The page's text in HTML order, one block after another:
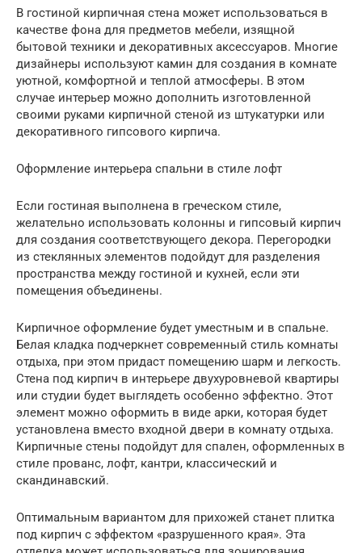
В гостиной кирпичная стена может использоваться в
качестве фона для предметов мебели, изящной
бытовой техники и декоративных аксессуаров. Многие
дизайнеры используют камин для создания в комнате
уютной, комфортной и теплой атмосферы. В этом
случае интерьер можно дополнить изготовленной
своими руками кирпичной стеной из штукатурки или
декоративного гипсового кирпича.
Оформление интерьера спальни в стиле лофт
Если гостиная выполнена в греческом стиле,
желательно использовать колонны и гипсовый кирпич
для создания соответствующего декора. Перегородки
из стеклянных элементов подойдут для разделения
пространства между гостиной и кухней, если эти
помещения объединены.
Кирпичное оформление будет уместным и в спальне.
Белая кладка подчеркнет современный стиль комнаты
отдыха, при этом придаст помещению шарм и легкость.
Стена под кирпич в интерьере двухуровневой квартиры
или студии будет выглядеть особенно эффектно. Этот
элемент можно оформить в виде арки, которая будет
установлена вместо входной двери в комнату отдыха.
Кирпичные стены подойдут для спален, оформленных в
стиле прованс, лофт, кантри, классический и
скандинавский.
Оптимальным вариантом для прихожей станет плитка
под кирпич с эффектом «разрушенного края». Эта